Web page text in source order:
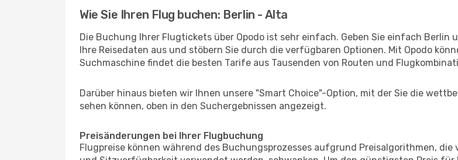
Wie Sie Ihren Flug buchen: Berlin - Alta
Die Buchung Ihrer Flugtickets über Opodo ist sehr einfach. Geben Sie einfach
Ihre Reisedaten aus und stöbern Sie durch die verfügbaren Optionen. Mit Opodo
Suchmaschine findet die besten Tarife aus Tausenden von Routen und
Darüber hinaus bieten wir Ihnen unsere "Smart Choice"-Option, mit der Sie die
sehen können, oben in den Suchergebnissen angezeigt.
Preisänderungen bei Ihrer Flugbuchung
Flugpreise können während des Buchungsprozesses aufgrund Preisalgorithmen,